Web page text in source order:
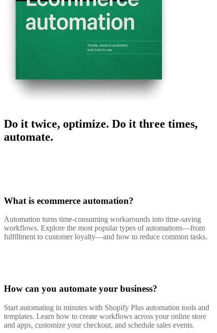
Do it twice, optimize. Do it three times,
automate.
What is ecommerce automation?
Automation turns time-consuming workarounds into time-saving
workflows. Explore the most popular types of automations—from
fulfillment to customer loyalty—and how to reduce common tasks.
How can you automate your business?
Start automating in minutes with Shopify Plus automation tools and
templates. Learn how to create workflows across your online store
and apps, customize your checkout, and schedule sales events.